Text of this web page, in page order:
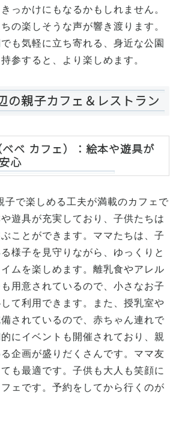
っかけにもなるかもしれません。
の楽しそうな声が響き渡ります。
も気軽に立ち寄れる、身近な公園
参すると、より楽しめます。
の親子カフェ＆レストラン
ベベ カフェ）：絵本や遊具が
心
子で楽しめる工夫が満載のカフェで
遊具が充実しており、子供たちは
ことができます。ママたちは、子
様子を見守りながら、ゆっくりと
ムを楽しめます。離乳食やアレル
用意されているので、小さなお子
て利用できます。また、授乳室や
されているので、赤ちゃん連れで
にイベントも開催されており、親
企画が盛りだくさんです。ママ友
も最適です。子供も大人も笑顔に
ェです。予約をしてから行くのが